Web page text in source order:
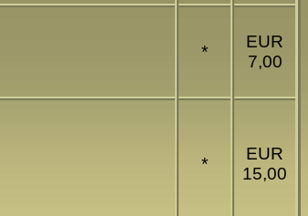
*
EUR
7,00
*
EUR
15,00